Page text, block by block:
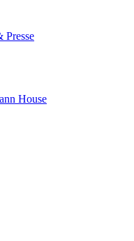
Presse
House